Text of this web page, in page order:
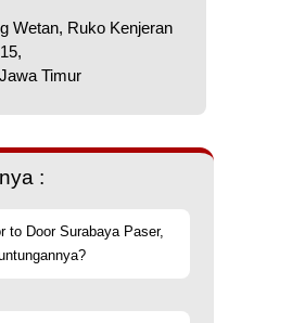
Wetan, Ruko Kenjeran
Timur
:
to Door Surabaya Paser,